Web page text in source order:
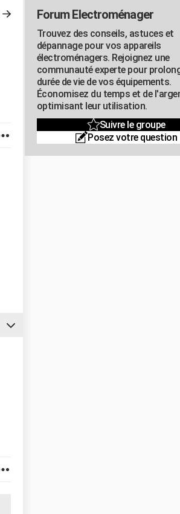
Forum Electroménager
Trouvez des conseils, astuces et
dépannage pour vos appareils
électroménagers. Rejoignez une
communauté experte pour
durée de vie de vos équipements.
Économisez du temps et de
optimisant leur utilisation.
Suivre le groupe
Posez votre question